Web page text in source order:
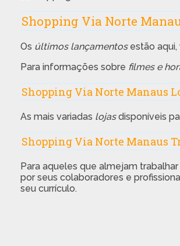
Shopping Via Norte
Os últimos lançamentosestão aqui,
Para informações sobre filmes e
Shopping Via Norte Manaus
As mais variadas lojasdisponíveis
Shopping Via Norte Manaus
Para aqueles que almejam
por seus colaboradores e
seu currículo.